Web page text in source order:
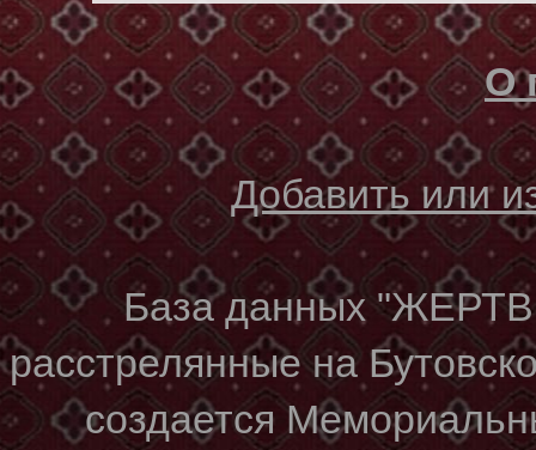
О
Добавить или
База данных
расстрелянные на
создается